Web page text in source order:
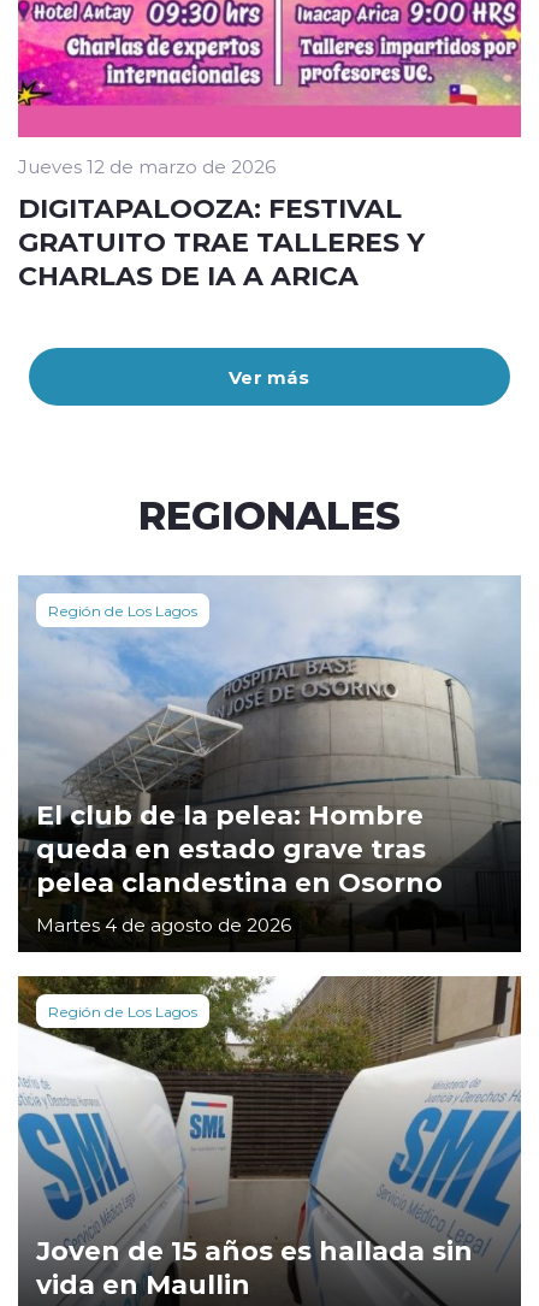
Ver más
Jueves 12 de marzo de 2026
DIGITAPALOOZA: FESTIVAL
GRATUITO TRAE TALLERES Y
CHARLAS DE IA A ARICA
REGIONALES
Región de Los Lagos
El club de la pelea: Hombre
queda en estado grave tras
pelea clandestina en Osorno
Martes 4 de agosto de 2026
Región de Los Lagos
Joven de 15 años es hallada sin
vida en Maullin